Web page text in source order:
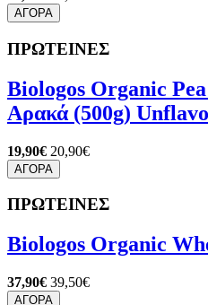
ΑΓΟΡΑ
ΠΡΩΤΕΙΝΕΣ
Biologos Organic
Αρακά (500g)
19,90€ 20,90€
ΑΓΟΡΑ
ΠΡΩΤΕΙΝΕΣ
Biologos Organic
37,90€ 39,50€
ΑΓΟΡΑ